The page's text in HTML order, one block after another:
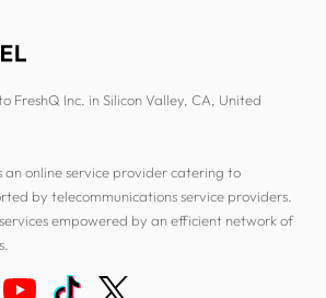
FreshQ Inc. in Silicon Valley, CA, United
an online service provider catering to
by telecommunications service providers.
empowered by an efficient network of